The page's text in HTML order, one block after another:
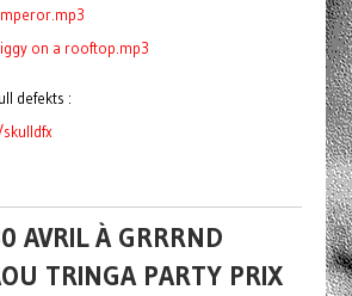
on a rooftop.mp3
defekts :
AVRIL À GRRRND
TRINGA PARTY PRIX